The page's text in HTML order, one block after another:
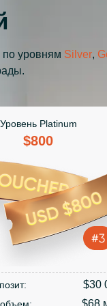
уровням Silver,
Уровень Platinum
$800
$30